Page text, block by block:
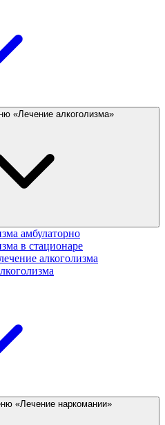
«Лечение алкоголизма»
амбулаторно
в стационаре
алкоголизма
«Лечение наркомании»